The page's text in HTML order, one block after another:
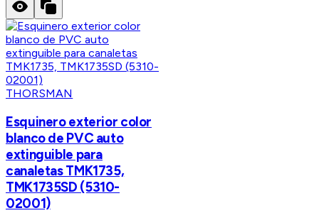
THORSMAN
Esquinero exterior color
blanco de PVC auto
extinguible para
canaletas TMK1735,
TMK1735SD (5310-
02001)